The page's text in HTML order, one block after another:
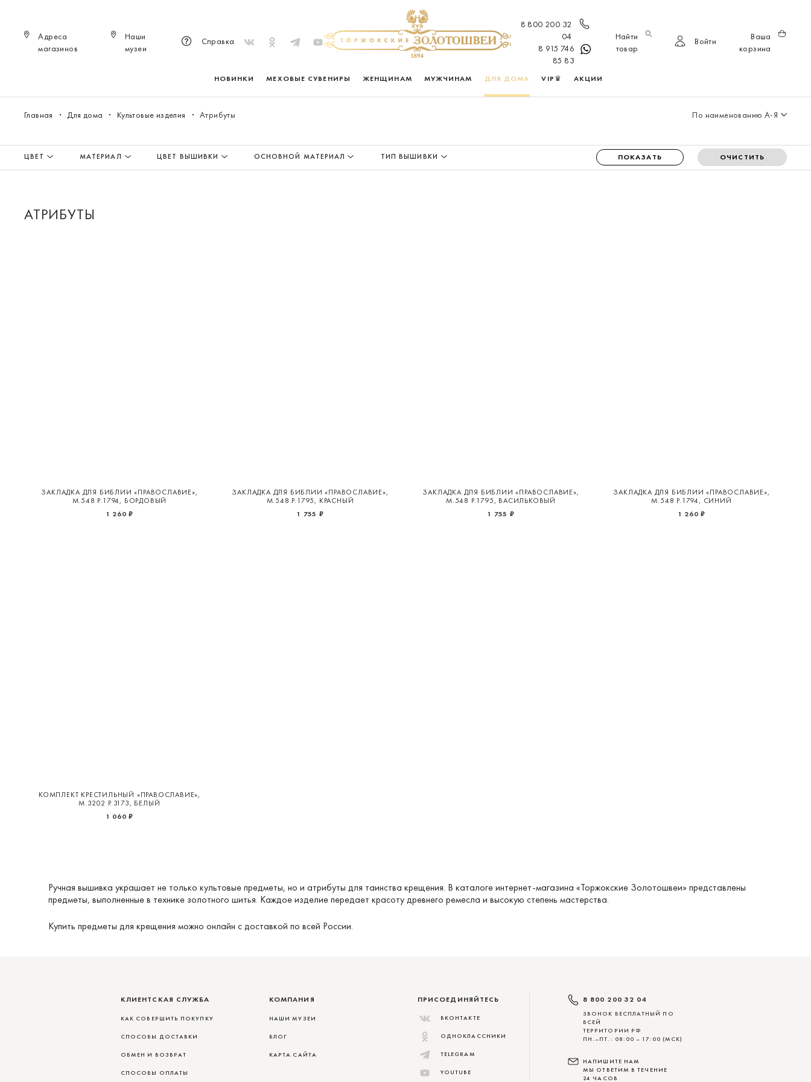
Адреса
магазинов
Наши
музеи
Справка
8 800 200 32
04
8 915 746
85 83
Найти
товар
Войти
Ваша
корзина
НОВИНКИ МЕХОВЫЕ СУВЕНИРЫ ЖЕНЩИНАМ МУЖЧИНАМ ДЛЯ ДОМА VIP♛ АКЦИИ
Главная Для дома Культовые изделия Атрибуты По наименованию А-Я
ЦВЕТ МАТЕРИАЛ ЦВЕТ ВЫШИВКИ ОСНОВНОЙ МАТЕРИАЛ ТИП ВЫШИВКИ
АТРИБУТЫ
ЗАКЛАДКА ДЛЯ БИБЛИИ «ПРАВОСЛАВИЕ»,
М.548 Р.1794, БОРДОВЫЙ
1 260 ₽
ЗАКЛАДКА ДЛЯ БИБЛИИ «ПРАВОСЛАВИЕ»,
М.548 Р.1795, КРАСНЫЙ
1 755 ₽
ЗАКЛАДКА ДЛЯ БИБЛИИ «ПРАВОСЛАВИЕ»,
М.548 Р.1795, ВАСИЛЬКОВЫЙ
1 755 ₽
ЗАКЛАДКА ДЛЯ БИБЛИИ «ПРАВОСЛАВИЕ»,
М.548 Р.1794, СИНИЙ
1 260 ₽
КОМПЛЕКТ КРЕСТИЛЬНЫЙ «ПРАВОСЛАВИЕ»,
М.3202 Р.3173, БЕЛЫЙ
1 060 ₽
Ручная вышивка украшает не только культовые предметы, но и атрибуты для таинства крещения. В каталогеинтернет-магазина «Торжокские Золотошвеи» представлены
предметы, выполненные в технике золотного шитья. Каждое изделие передает красоту древнего ремесла и высокую степень мастерства.
Купить предметы для крещения можно онлайн с доставкой по всей России.
ПРИСОЕДИНЯЙТЕСЬ
ВКОНТАКТЕ
ОДНОКЛАССНИКИ
TELEGRAM
YOUTUBE
8 800 200 32 04
ЗВОНОК БЕСПЛАТНЫЙ ПО
ВСЕЙ
ТЕРРИТОРИИ РФ
ПН.–ПТ.: 08:00 – 17:00 (МСК)
НАПИШИТЕ НАМ
МЫ ОТВЕТИМ В ТЕЧЕНИЕ
24 ЧАСОВ
КЛИЕНТСКАЯ СЛУЖБА
КАК СОВЕРШИТЬ ПОКУПКУ
СПОСОБЫ ДОСТАВКИ
ОБМЕН И ВОЗВРАТ
СПОСОБЫ ОПЛАТЫ
КОМПАНИЯ
НАШИ МУЗЕИ
БЛОГ
КАРТА САЙТА